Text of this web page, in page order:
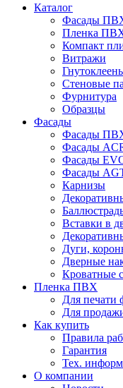
Каталог
Фасады
Пленка
Компакт
Витражи
Стеновые
Фурнитура
Образцы
Фасады
Фасады
Фасады
Фасады
Фасады
Карнизы
Вставки в
Дуги,
Дверные
Кроватные
Пленка ПВХ
Для печати
Для
Как купить
Правила
Гарантия
Тех.
О компании